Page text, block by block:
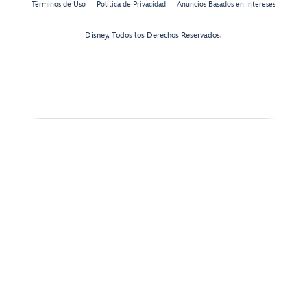
Términos de Uso Política de Privacidad Anuncios Basados en Intereses
Disney, Todos los Derechos Reservados.